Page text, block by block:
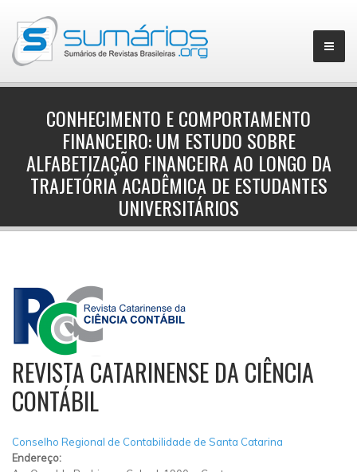
CONHECIMENTO E COMPORTAMENTO
FINANCEIRO: UM ESTUDO SOBRE
ALFABETIZAÇÃO FINANCEIRA AO LONGO DA
TRAJETÓRIA ACADÊMICA DE ESTUDANTES
UNIVERSITÁRIOS
REVISTA CATARINENSE DA CIÊNCIA
CONTÁBIL
Conselho Regional de Contabilidade de Santa Catarina
Endereço: